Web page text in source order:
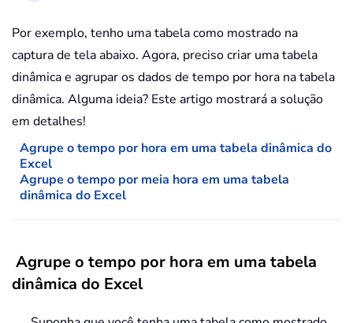
Por exemplo, tenho uma tabela como mostrado na
captura de tela abaixo. Agora, preciso criar uma tabela
dinâmica e agrupar os dados de tempo por hora na tabela
dinâmica. Alguma ideia? Este artigo mostrará a solução
em detalhes!
Agrupe o tempo por hora em uma tabela dinâmica do
Excel
Agrupe o tempo por meia hora em uma tabela
dinâmica do Excel
Agrupe o tempo por hora em uma tabela
dinâmica do Excel